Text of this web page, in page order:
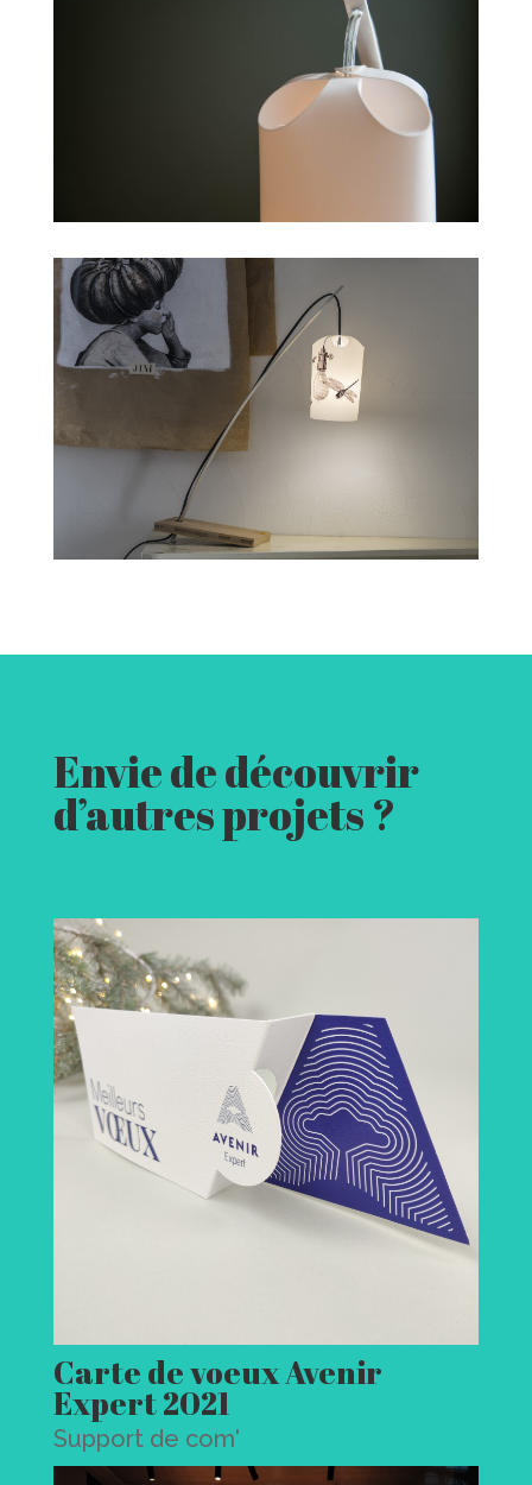
Envie de découvrir
d’autres projets ?
Carte de voeux Avenir
Expert 2021
Support de com'